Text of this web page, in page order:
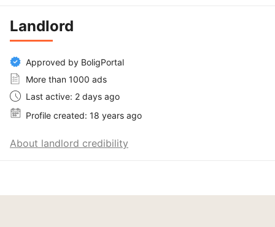
Landlord
Approved by BoligPortal
More than 1000 ads
Last active: 2 days ago
Profile created: 18 years ago
About landlord credibility